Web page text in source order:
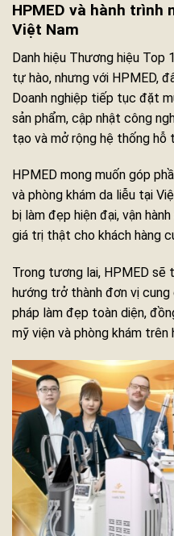
HPMED và hành trình
Việt Nam
Danh hiệu Thương hiệu
tự hào, nhưng với HPMED,
Doanh nghiệp tiếp tục đặt
sản phẩm, cập nhật công
tạo và mở rộng hệ thống hỗ
HPMED mong muốn góp
và phòng khám da liễu tại
bị làm đẹp hiện đại, vận
giá trị thật cho khách hàng
Trong tương lai, HPMED
hướng trở thành đơn vị
pháp làm đẹp toàn diện,
mỹ viện và phòng khám